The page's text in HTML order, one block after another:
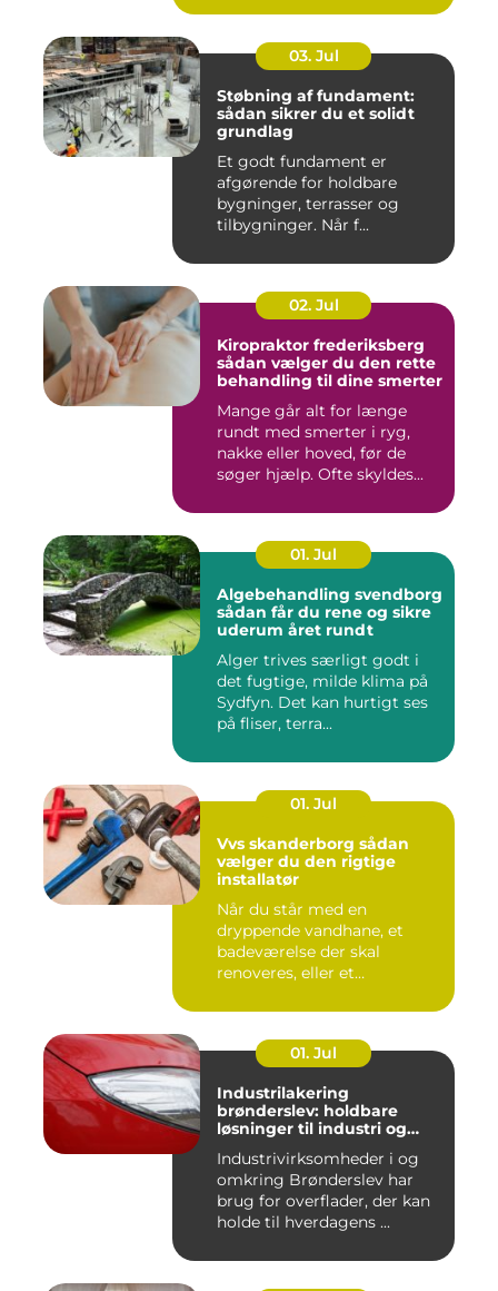
03. Jul
Støbning af fundament:
sådan sikrer du et solidt
grundlag
Et godt fundament er
afgørende for holdbare
bygninger, terrasser og
tilbygninger. Når f...
02. Jul
Kiropraktor frederiksberg
sådan vælger du den rette
behandling til dine smerter
Mange går alt for længe
rundt med smerter i ryg,
nakke eller hoved, før de
søger hjælp. Ofte skyldes...
01. Jul
Algebehandling svendborg
sådan får du rene og sikre
uderum året rundt
Alger trives særligt godt i
det fugtige, milde klima på
Sydfyn. Det kan hurtigt ses
på fliser, terra...
01. Jul
Vvs skanderborg sådan
vælger du den rigtige
installatør
Når du står med en
dryppende vandhane, et
badeværelse der skal
renoveres, eller et
01. Jul
Industrilakering
brønderslev: holdbare
løsninger til industri og
Industrivirksomheder i og
omkring Brønderslev har
brug for overflader, der kan
holde til hverdagens ...